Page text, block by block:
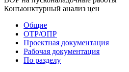
Конъюнктурный анализ цен
Общие
ОТР/ОПР
Проектная документация
Рабочая документация
По разделу